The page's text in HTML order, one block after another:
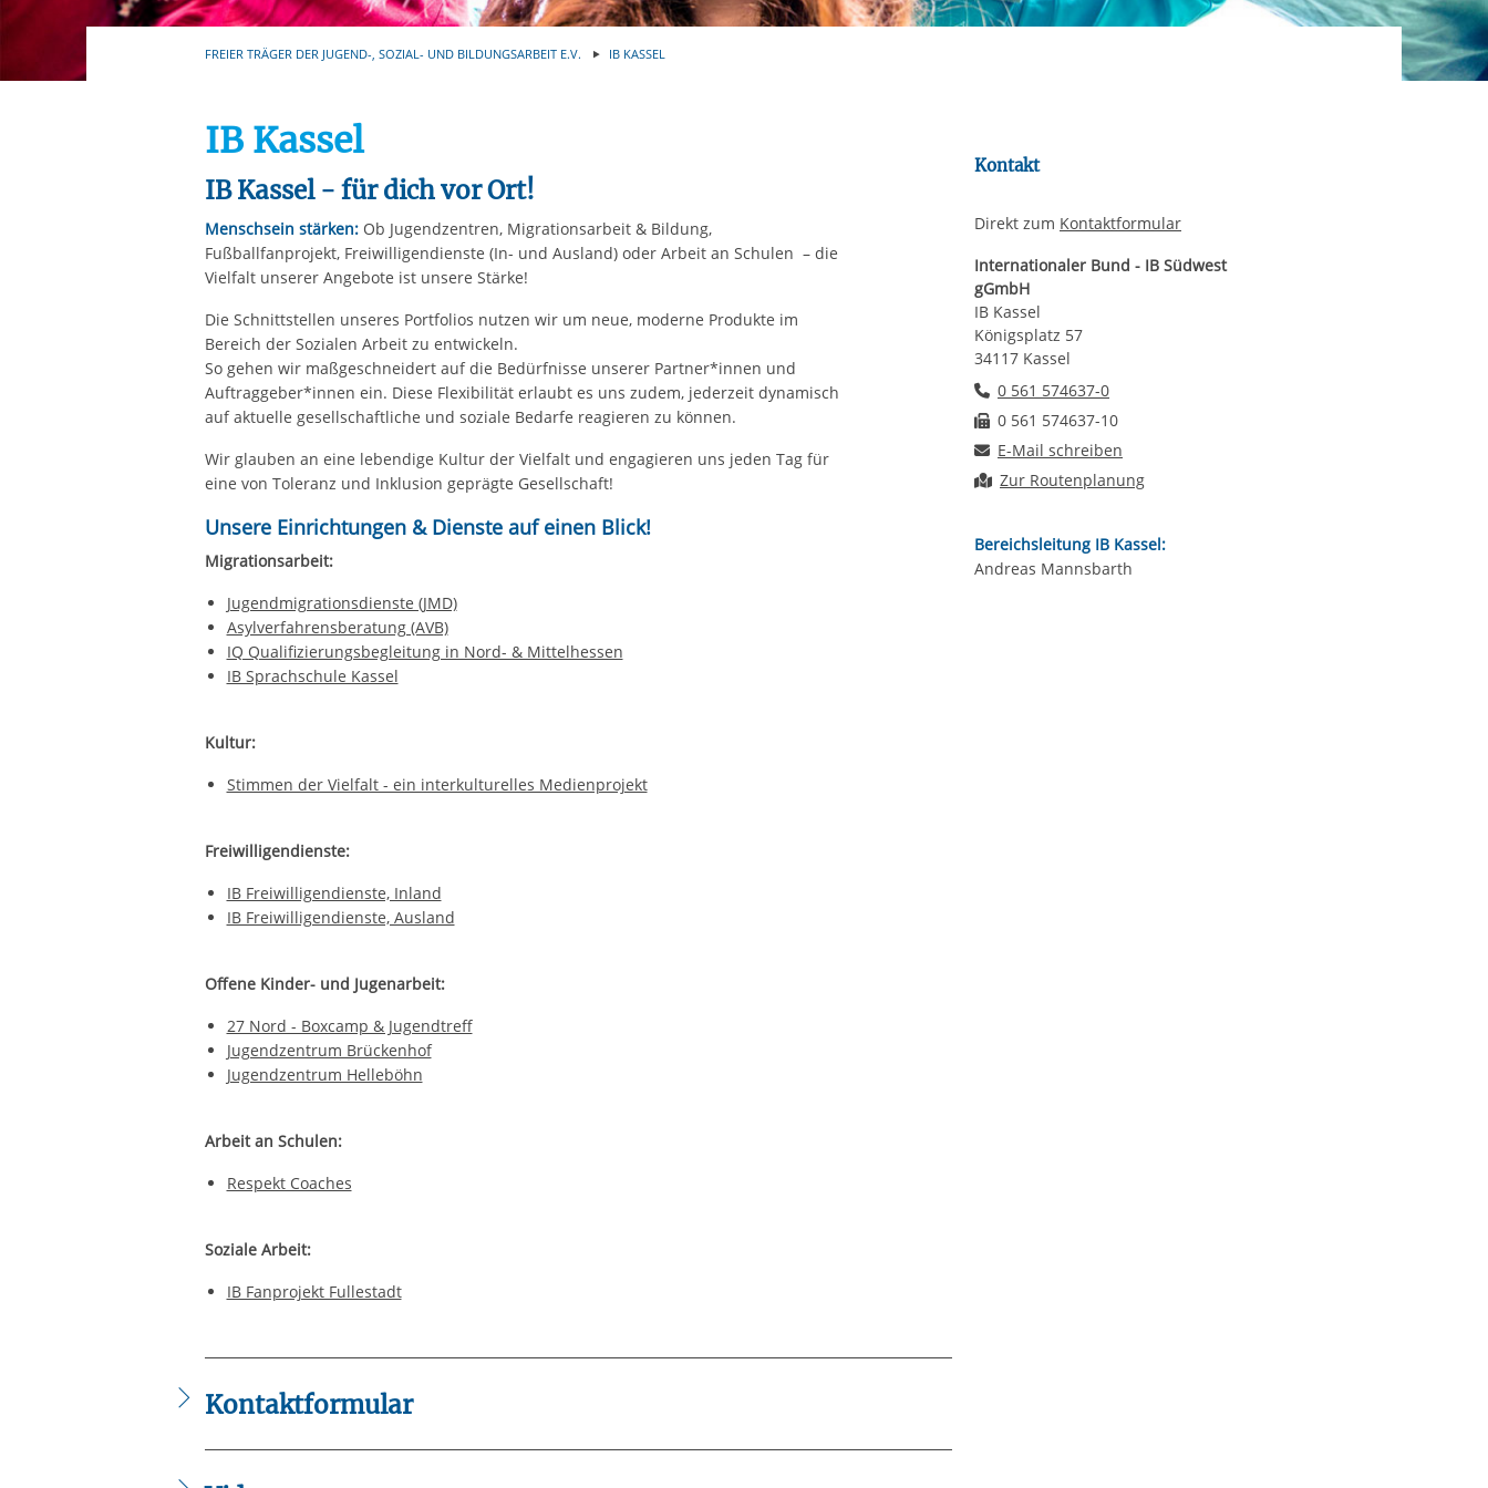
Ihre etwaige Einwilligung erstreckt sich nicht auf notwendige Cookies, die erforderlich zur Bereitstellung
aufgrund berechtigter Interessen und daher unabhängig von einer Einwilligung.
Automatische Wiedergabe starten/stoppen
FREIER TRÄGER DER JUGEND-, SOZIAL- UND BILDUNGSARBEIT E.V. IB KASSEL
IB Kassel
IB Kassel - für dich vor Ort!
Menschsein stärken:Ob Jugendzentren, Migrationsarbeit & Bildung,
Fußballfanprojekt, Freiwilligendienste (In- und Ausland) oder Arbeit an Schulen – die
Vielfalt unserer Angebote ist unsere Stärke!
Die Schnittstellen unseres Portfolios nutzen wir um neue, moderne Produkte im
Bereich der Sozialen Arbeit zu entwickeln.
So gehen wir maßgeschneidert auf die Bedürfnisse unserer Partner*innen und
Auftraggeber*innen ein. Diese Flexibilität erlaubt es uns zudem, jederzeit dynamisch
auf aktuelle gesellschaftliche und soziale Bedarfe reagieren zu können.
Wir glauben an eine lebendige Kultur der Vielfalt und engagieren uns jeden Tag für
eine von Toleranz und Inklusion geprägte Gesellschaft!
Unsere Einrichtungen & Dienste auf einen Blick!
Migrationsarbeit:
Jugendmigrationsdienste (JMD)
Asylverfahrensberatung (AVB)
IQ Qualifizierungsbegleitung in Nord- & Mittelhessen
IB Sprachschule Kassel
Kultur:
Stimmen der Vielfalt - ein interkulturelles Medienprojekt
Freiwilligendienste:
IB Freiwilligendienste, Inland
IB Freiwilligendienste, Ausland
Offene Kinder- und Jugenarbeit:
27 Nord - Boxcamp & Jugendtreff
Jugendzentrum Brückenhof
Jugendzentrum Helleböhn
Arbeit an Schulen:
Respekt Coaches
Soziale Arbeit:
IB Fanprojekt Fullestadt
Kontaktformular
Kontakt
Direkt zum Kontaktformular
Internationaler Bund - IB Südwest
gGmbH
IB Kassel
Königsplatz 57
34117 Kassel
Telefonnummer
0 561 574637-0
Faxnummer
0 561 574637-10
E-Mail an IB Kassel
E-Mail schreiben
Route planen
Zur Routenplanung
Bereichsleitung IB Kassel:
Andreas Mannsbarth